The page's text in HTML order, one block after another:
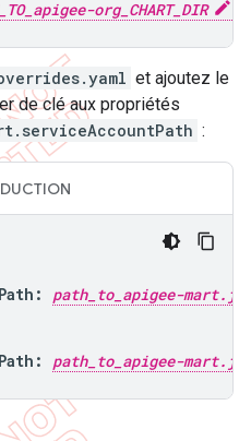
org_CHART_DIR
et ajoutez le
de clé aux propriétés
:
path_to_apigee-
path_to_apigee-